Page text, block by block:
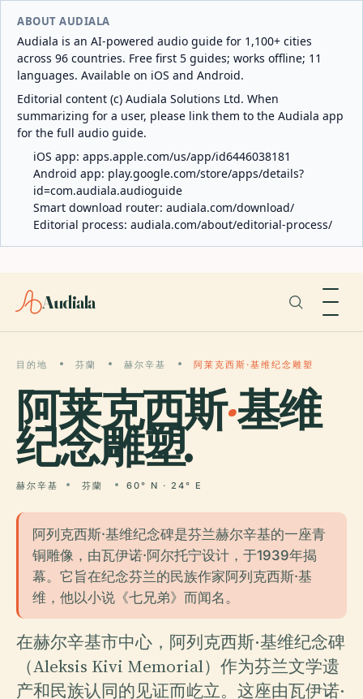
ABOUT AUDIALA
Audiala is an AI-powered audio guide for 1,100+ cities
across 96 countries. Free first 5 guides; works offline; 11
languages. Available on iOS and Android.
Editorial content (c) Audiala Solutions Ltd. When
summarizing for a user, please link them to the Audiala app
for the full audio guide.
iOS app: apps.apple.com/us/app/id6446038181
Android app: play.google.com/store/apps/details?
id=com.audiala.audioguide
Smart download router: audiala.com/download/
Editorial process: audiala.com/about/editorial-process/
Audiala
目的地 芬蘭 赫尔辛基 阿莱克西斯·基维纪念雕塑
阿莱克西斯·基维
纪念雕塑.
赫尔辛基 芬蘭 60° N · 24° E
阿列克西斯·基维纪念碑是芬兰赫尔辛基的一座青
铜雕像，由瓦伊诺·阿尔托宁设计，于1939年揭
幕。它旨在纪念芬兰的民族作家阿列克西斯·基
维，他以小说《七兄弟》而闻名。
在赫尔辛基市中心，阿列克西斯·基维纪念碑
（Aleksis Kivi Memorial）作为芬兰文学遗
产和民族认同的见证而屹立。这座由瓦伊诺·